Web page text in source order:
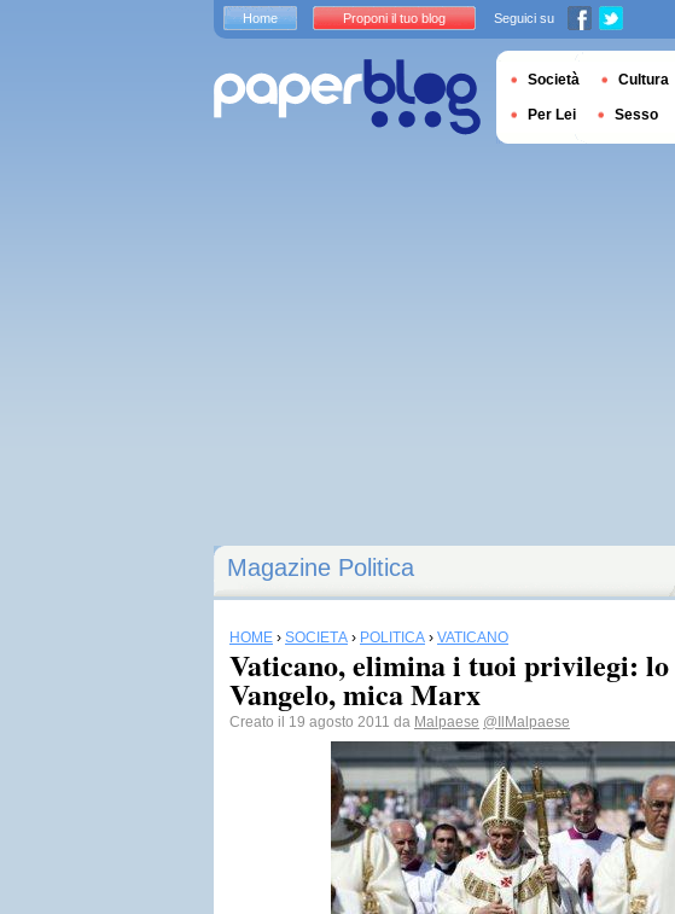
Magazine Politica
HOME › SOCIETÀ › POLITICA › VATICANO
Vaticano, elimina i tuoi privilegi:
Vangelo, mica Marx
Creato il 19 agosto 2011 da Malpaese @IlMalpaese
Home Proponi il tuo blog Seguici su
Società Cultura
Per Lei Sesso